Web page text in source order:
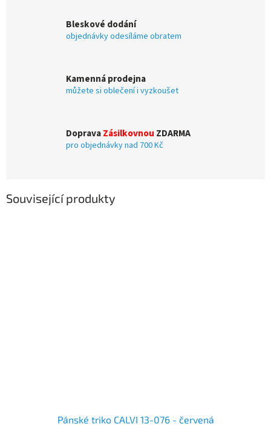
Bleskové dodání
objednávky odesíláme obratem
Kamenná prodejna
můžete si oblečení i vyzkoušet
DopravaZásilkovnou ZDARMA
pro objednávky nad 700 Kč
Související produkty
Pánské triko CALVI 13-076 - červená